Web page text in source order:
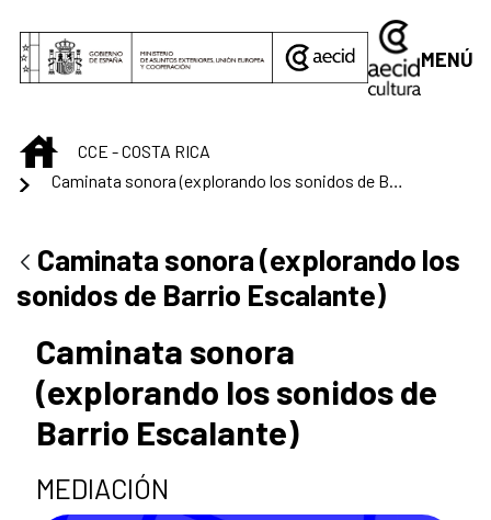
MENÚ
INICIO
CCE - COSTA RICA
Caminata sonora (explorando los
sonidos de Barrio Escalante)
Caminata sonora
(explorando los sonidos de
Barrio Escalante)
MEDIACIÓN